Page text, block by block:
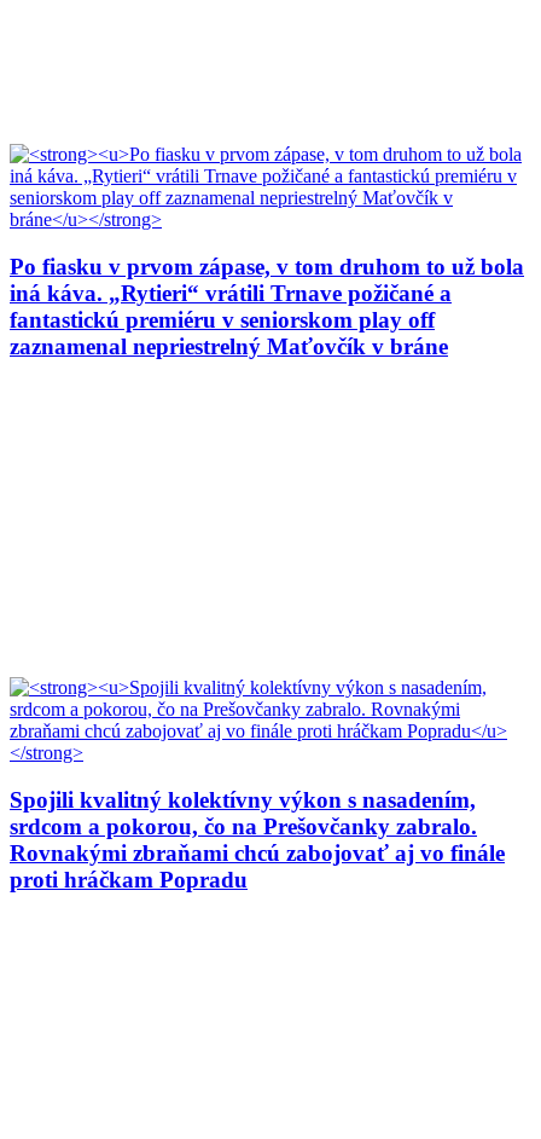
Po fiasku v prvom zápase, v tom druhom to už bola
iná káva. „Rytieri“ vrátili Trnave požičané a
fantastickú premiéru v seniorskom play off
zaznamenal nepriestrelný Maťovčík v bráne
Spojili kvalitný kolektívny výkon s nasadením,
srdcom a pokorou, čo na Prešovčanky zabralo.
Rovnakými zbraňami chcú zabojovať aj vo finále
proti hráčkam Popradu